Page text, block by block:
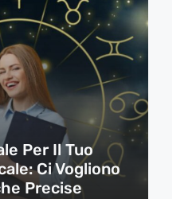
Per Il Tuo
Ci Vogliono
Precise